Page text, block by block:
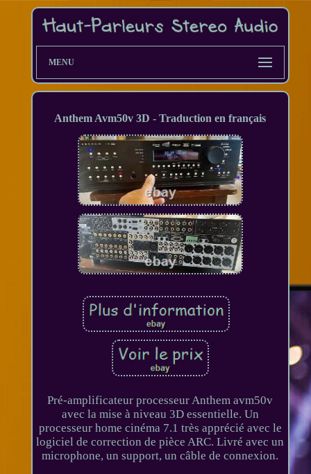
MENU
Anthem Avm50v 3D - Traduction en français
Pré-amplificateur processeur Anthem avm50v
avec la mise à niveau 3D essentielle. Un
processeur home cinéma 7.1 très apprécié avec le
logiciel de correction de pièce ARC. Livré avec un
microphone, un support, un câble de connexion.